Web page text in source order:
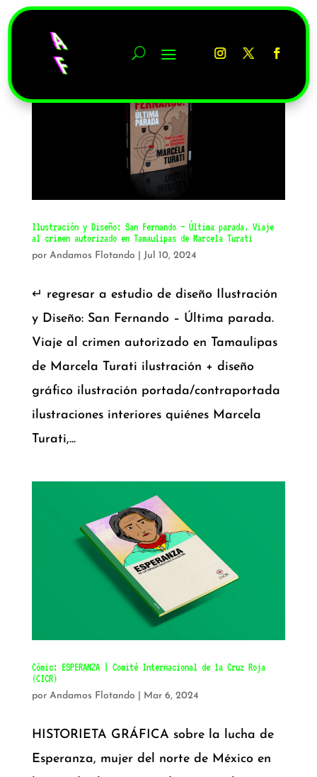
Ilustración y Diseño: San Fernando – Última parada. Viaje
al crimen autorizado en Tamaulipas de Marcela Turati
por Andamos Flotando Jul 10, 2024
↵ regresar a estudio de diseño Ilustración
y Diseño: San Fernando – Última parada.
Viaje al crimen autorizado en Tamaulipas
de Marcela Turati ilustración + diseño
gráfico ilustración portada/contraportada
ilustraciones interiores quiénes Marcela
Turati,...
Cómic: ESPERANZA | Comité Internacional de la Cruz Roja
(CICR)
por Andamos Flotando Mar 6, 2024
HISTORIETA GRÁFICA sobre la lucha de
Esperanza, mujer del norte de México en